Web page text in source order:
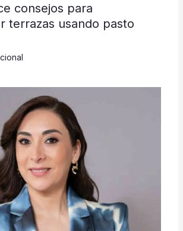
consejos para
terrazas usando pasto